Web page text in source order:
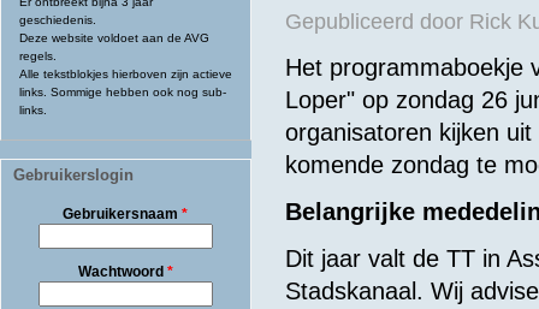
geschiedenis.
Deze website voldoet aan de AVG
regels.
Alle tekstblokjes hierboven zijn actieve
links. Sommige hebben ook nog sub-
links.
Gebruikerslogin
Gebruikersnaam*
Wachtwoord *
Gepubliceerd door Rick
Het programmaboekje
Loper" op zondag 26
organisatoren kijken
komende zondag te
Belangrijke
Dit jaar valt de TT in
Stadskanaal. Wij